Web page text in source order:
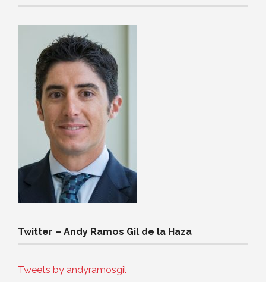
Twitter – Andy Ramos Gil de la Haza
Tweets by andyramosgil